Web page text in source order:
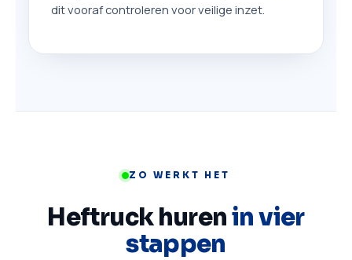
dit vooraf controleren voor veilige inzet.
ZO WERKT HET
Heftruck hurenin vier
stappen